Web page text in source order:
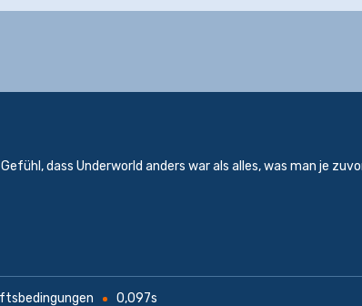
dass Underworld anders war als alles, was man je
0,097s